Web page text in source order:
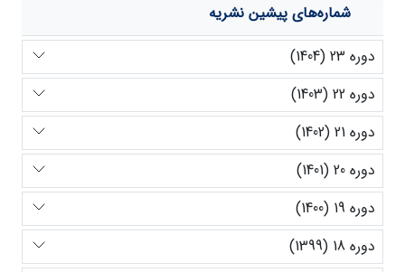
شماره‌های پیشین نشریه
دوره 23 (1404)
دوره 22 (1403)
دوره 21 (1402)
دوره 20 (1401)
دوره 19 (1400)
دوره 18 (1399)